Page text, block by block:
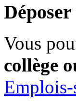
Déposer
Vous
collège
Emplois-